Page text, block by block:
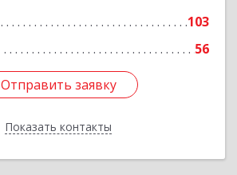
103
56
Отправить заявку
Показать контакты
Подробнее
Отправить заявку
Назад